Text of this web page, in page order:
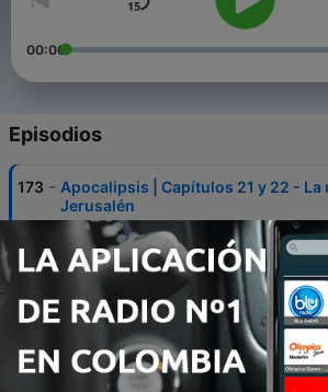
00:00
Episodios
173 - Apocalipsis | Capítulos 21 y 22 - La
Jerusalén
14 dic. 2025
172 - Apocalipsis | Capítulos 19 y 20 -
26 mar. 2022
Apocalipsis | Capítulos 17 y 18 - La
montada en la bestia